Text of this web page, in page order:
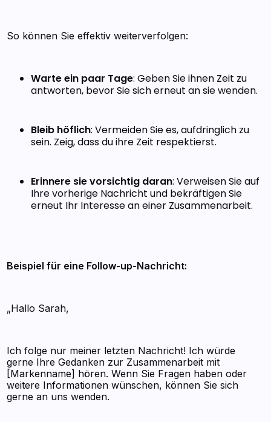
So können Sie effektiv weiterverfolgen:
Warte ein paar Tage: Geben Sie ihnen Zeit zu
antworten, bevor Sie sich erneut an sie wenden.
Bleib höflich: Vermeiden Sie es, aufdringlich zu
sein. Zeig, dass du ihre Zeit respektierst.
Erinnere sie vorsichtig daran: Verweisen Sie auf
Ihre vorherige Nachricht und bekräftigen Sie
erneut Ihr Interesse an einer Zusammenarbeit.
Beispiel für eine Follow-up-Nachricht:
„Hallo Sarah,
Ich folge nur meiner letzten Nachricht! Ich würde
gerne Ihre Gedanken zur Zusammenarbeit mit
[Markenname] hören. Wenn Sie Fragen haben oder
weitere Informationen wünschen, können Sie sich
gerne an uns wenden.